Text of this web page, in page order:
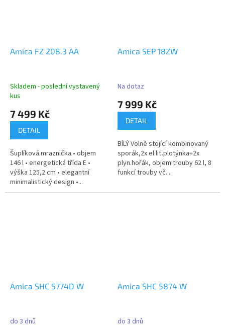
Amica FZ 208.3 AA
Skladem - poslední vystavený
kus
7 499 Kč
DETAIL
Šuplíková mraznička • objem
146 l • energetická třída E •
výška 125,2 cm • elegantní
minimalistický design •...
Amica SEP 18ZW
Na dotaz
7 999 Kč
DETAIL
BÍLÝ Volně stojící kombinovaný
sporák,2x el.liť.plotýnka+2x
plyn.hořák, objem trouby 62 l, 8
funkcí trouby vč....
Amica SHC 5774D W
do 3 dnů
Amica SHC 5874 W
do 3 dnů